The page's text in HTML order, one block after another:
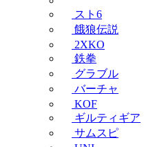
スト6
餓狼伝説
2XKO
鉄拳
グラブル
バーチャ
KOF
ギルティギア
サムスピ